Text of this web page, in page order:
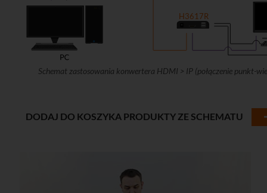
H3617R
Schemat zastosowania konwertera HDMI > IP (połączenie punkt-
DODAJ DO KOSZYKA PRODUKTY ZE SCHEMATU